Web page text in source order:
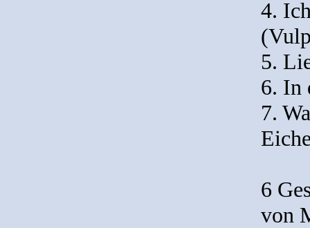
4.
5.
6. In
7.
6
von